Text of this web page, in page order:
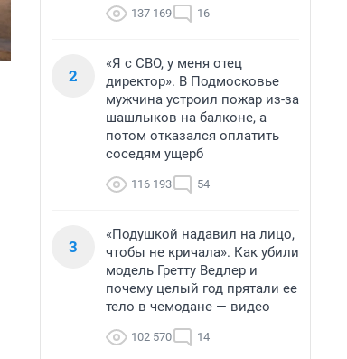
137 169 16
2
«Я с СВО, у меня отец
директор». В Подмосковье
мужчина устроил пожар из-за
шашлыков на балконе, а
потом отказался оплатить
соседям ущерб
116 193 54
3
«Подушкой надавил на лицо,
чтобы не кричала». Как убили
модель Гретту Ведлер и
почему целый год прятали ее
тело в чемодане — видео
102 570 14